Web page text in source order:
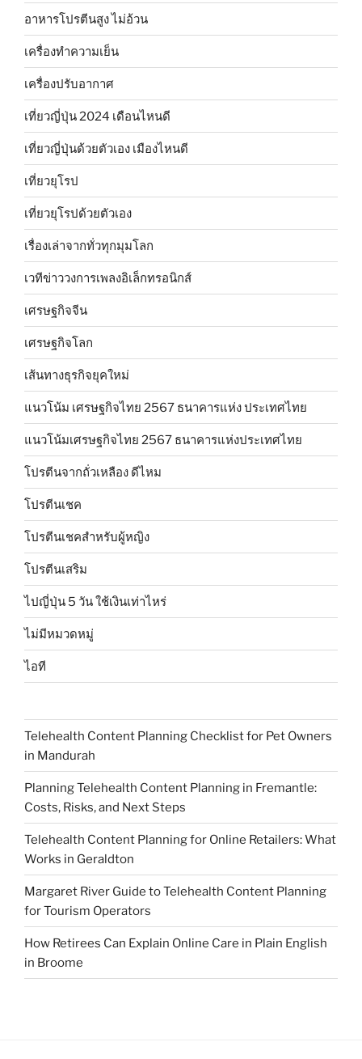
อาหารโปรตีนสูง ไม่อ้วน
เครื่องทำความเย็น
เครื่องปรับอากาศ
เที่ยวญี่ปุ่น 2024 เดือนไหนดี
เที่ยวญี่ปุ่นด้วยตัวเอง เมืองไหนดี
เที่ยวยุโรป
เที่ยวยุโรปด้วยตัวเอง
เรื่องเล่าจากทั่วทุกมุมโลก
เวทีข่าววงการเพลงอิเล็กทรอนิกส์
เศรษฐกิจจีน
เศรษฐกิจโลก
เส้นทางธุรกิจยุคใหม่
แนวโน้ม เศรษฐกิจไทย 2567 ธนาคารแห่ง ประเทศไทย
แนวโน้มเศรษฐกิจไทย 2567 ธนาคารแห่งประเทศไทย
โปรตีนจากถั่วเหลือง ดีไหม
โปรตีนเชค
โปรตีนเชคสำหรับผู้หญิง
โปรตีนเสริม
ไปญี่ปุ่น 5 วัน ใช้เงินเท่าไหร่
ไม่มีหมวดหมู่
ไอที
Telehealth Content Planning Checklist for Pet Owners
in Mandurah
Planning Telehealth Content Planning in Fremantle:
Costs, Risks, and Next Steps
Telehealth Content Planning for Online Retailers: What
Works in Geraldton
Margaret River Guide to Telehealth Content Planning
for Tourism Operators
How Retirees Can Explain Online Care in Plain English
in Broome